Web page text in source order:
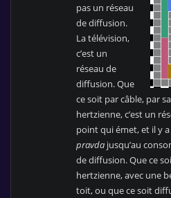
pas un réseau
de diffusion.
La télévision,
c’est un
réseau de
diffusion. Que
ce soit par câble, par
hertzienne, c’est un
point qui émet, et il y
pravda jusqu’au
de diffusion. Que ce
hertzienne, avec une
toit, ou que ce soit